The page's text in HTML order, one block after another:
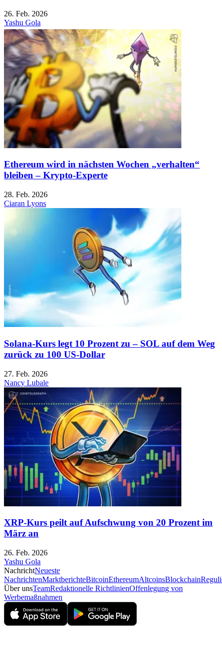
26. Feb. 2026
Yashu Gola
Ethereum wird in nächsten Wochen „verhalten“
bleiben – Krypto-Experte
28. Feb. 2026
Ciaran Lyons
Solana-Kurs legt 10 Prozent zu – SOL auf dem Weg
zurück zu 100 US-Dollar
27. Feb. 2026
Nancy Lubale
XRP-Kurs peilt auf Aufschwung von 20 Prozent im
März an
26. Feb. 2026
Yashu Gola
NachrichtNeueste
NachrichtenMarktberichteBitcoinEthereumAltcoinsBlockchain
Über unsTeamRedaktionelle RichtlinienOffenlegung von
Werbemaßnahmen